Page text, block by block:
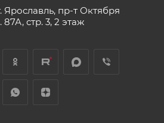
Ярославль, пр-т Октября
87А, стр. 3, 2 этаж